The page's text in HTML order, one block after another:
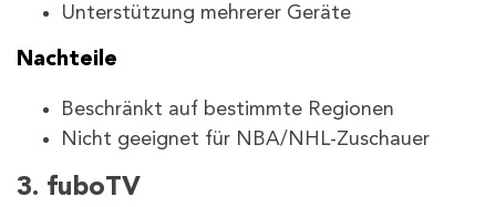
Unterstützung mehrerer Geräte
Nachteile
Beschränkt auf bestimmte Regionen
Nicht geeignet für NBA/NHL-Zuschauer
3. fuboTV